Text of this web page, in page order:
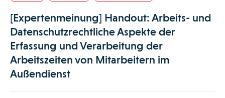
[Expertenmeinung] Handout: Arbeits- und
Datenschutzrechtliche Aspekte der
Erfassung und Verarbeitung der
Arbeitszeiten von Mitarbeitern im
Außendienst